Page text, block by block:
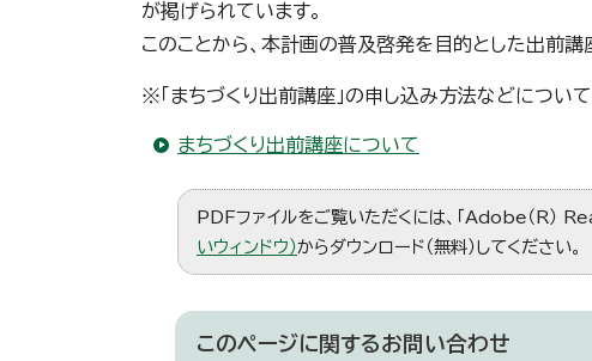
が掲げられています。
このことから、本計画の普及啓発を目的とした出前講
※「まちづくり出前講座」の申し込み方法などについ
まちづくり出前講座について
PDFファイルをご覧いただくには、「Adobe（R）
いウィンドウ）からダウンロード（無料）してください。
このページに関するお問い合わせ